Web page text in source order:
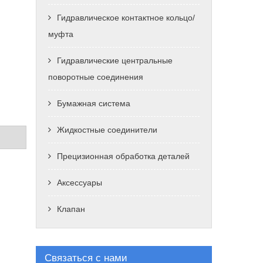
Гидравлическое контактное кольцо/
муфта
Гидравлические центральные
поворотные соединения
Бумажная система
Жидкостные соединители
Прецизионная обработка деталей
Аксессуары
Клапан
Связаться с нами